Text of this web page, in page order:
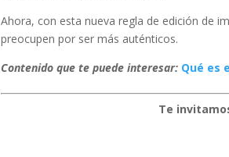
Ahora, con esta nueva regla de edición de
preocupen por ser más auténticos.
Contenido que te puede interesar: Qué es
Te